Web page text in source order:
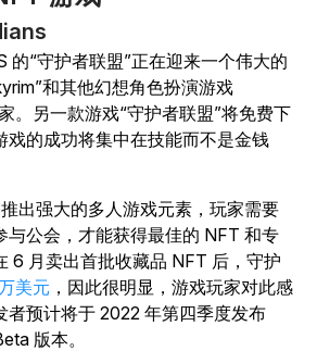
的“守护者联盟”正在迎来一个伟大的
和其他幻想角色扮演游戏
。另一款游戏“守护者联盟”将免费下
戏的成功将集中在技能而不是金钱
出强大的多人游戏元素，玩家需要
与公会，才能获得最佳的 NFT 和专
6 月卖出首批收藏品 NFT 后，守护
美元 ，因此很明显，游戏玩家对此感
者预计将于 2022 年第四季度发布
版本。